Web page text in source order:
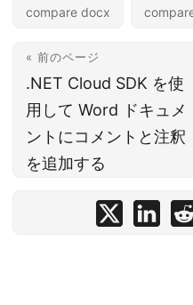
compare docx
« 前のページ
.NET Cloud SDK を使
用して Word ドキュメ
ントにコメントと注釈
を追加する